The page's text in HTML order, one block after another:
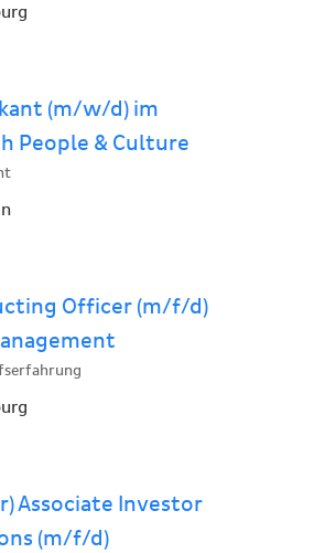
(m/w/d) im
People & Culture
Officer (m/f/d)
Associate Investor
(m/f/d)